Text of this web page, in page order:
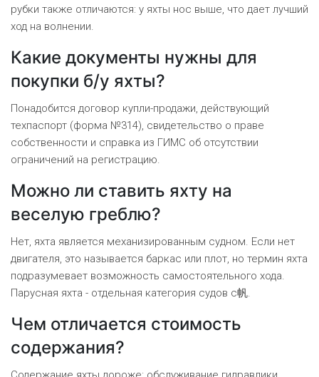
рубки также отличаются: у яхты нос выше, что дает лучший
ход на волнении.
Какие документы нужны для
покупки б/у яхты?
Понадобится договор купли-продажи, действующий
техпаспорт (форма №314), свидетельство о праве
собственности и справка из ГИМС об отсутствии
ограничений на регистрацию.
Можно ли ставить яхту на
веселую греблю?
Нет, яхта является механизированным судном. Если нет
двигателя, это называется баркас или плот, но термин яхта
подразумевает возможность самостоятельного хода.
Парусная яхта - отдельная категория судов с帆.
Чем отличается стоимость
содержания?